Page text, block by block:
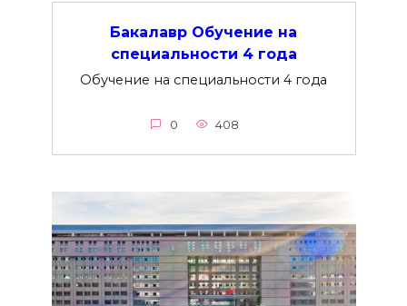
Бакалавр Обучение на
специальности 4 года
Обучение на специальности 4 года
0 408